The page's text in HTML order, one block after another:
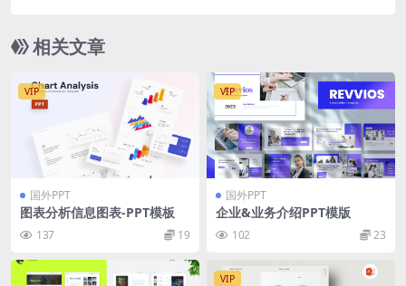
相关文章
VIP
国外PPT
图表分析信息图表-PPT模板
137 19
VIP
国外PPT
企业&业务介绍PPT模版
102 23
VIP